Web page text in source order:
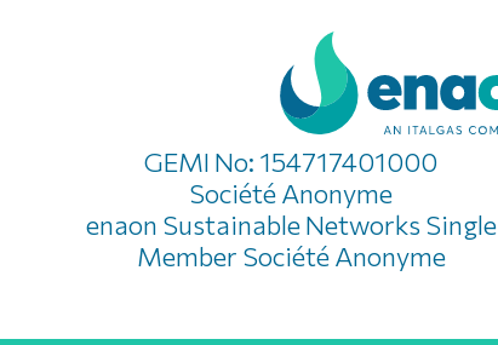
GEMI No: 154717401000
Société Anonyme
enaon Sustainable Networks Single
Member Société Anonyme